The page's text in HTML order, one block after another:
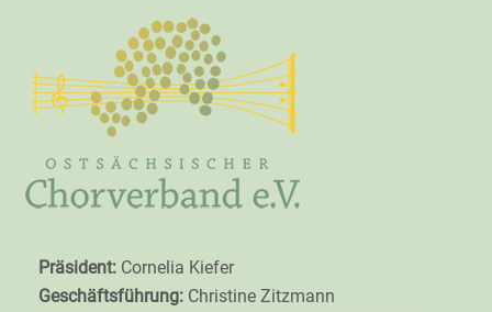
Präsident: Cornelia Kiefer
Geschäftsführung: Christine Zitzmann